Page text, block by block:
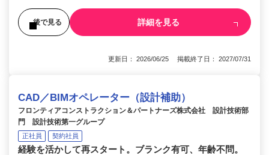
後で見る 詳細を見る
更新日： 2026/06/25 掲載終了日： 2027/07/31
CAD／BIMオペレーター（設計補助）
フロンティアコンストラクション＆パートナーズ株式会社 設計技術部
門 設計技術第一グループ
正社員 契約社員
経験を活かして再スタート。ブランク有可、年齢不問。